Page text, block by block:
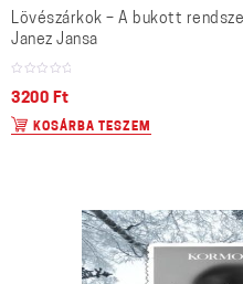
Lövészárkok – A bukott
Janez Jansa
3200 Ft
KOSÁRBA TESZEM